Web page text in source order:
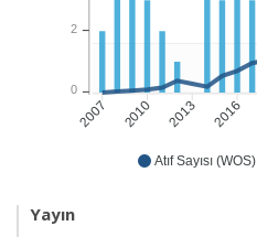
Atıf Sayısı (WOS)
2007 2010 2013 2016
2
0
Yayın